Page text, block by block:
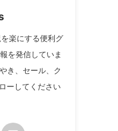
楽にする便利グ
を発信していま
き、セール、ク
ーしてください